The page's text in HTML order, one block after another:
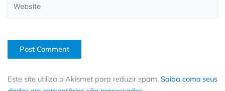
Este site utiliza o Akismet para reduzir spam. Saiba como seus